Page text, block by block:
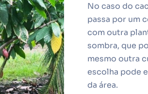
No caso do
passa por um
com outra
sombra, que
mesmo outra
escolha pode
da área.